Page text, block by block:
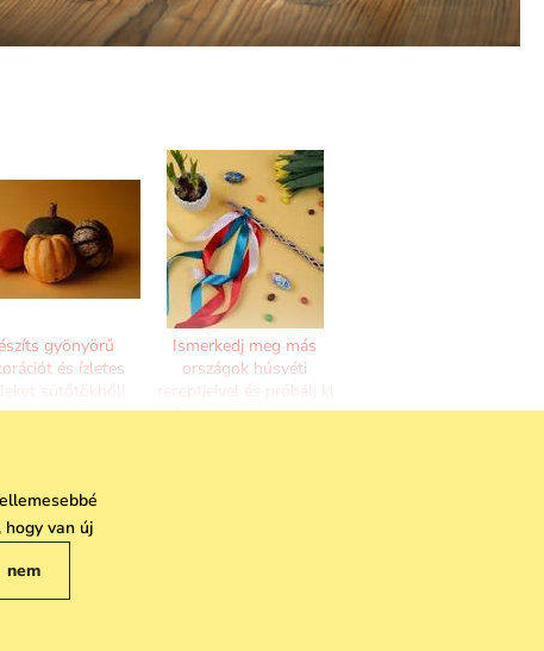
gyönyörű
és ízletes
sütőtökből!
Ismerkedj meg más
országok húsvéti
receptjeivel és próbálj ki
2 egyszerű receptet
van új
nem